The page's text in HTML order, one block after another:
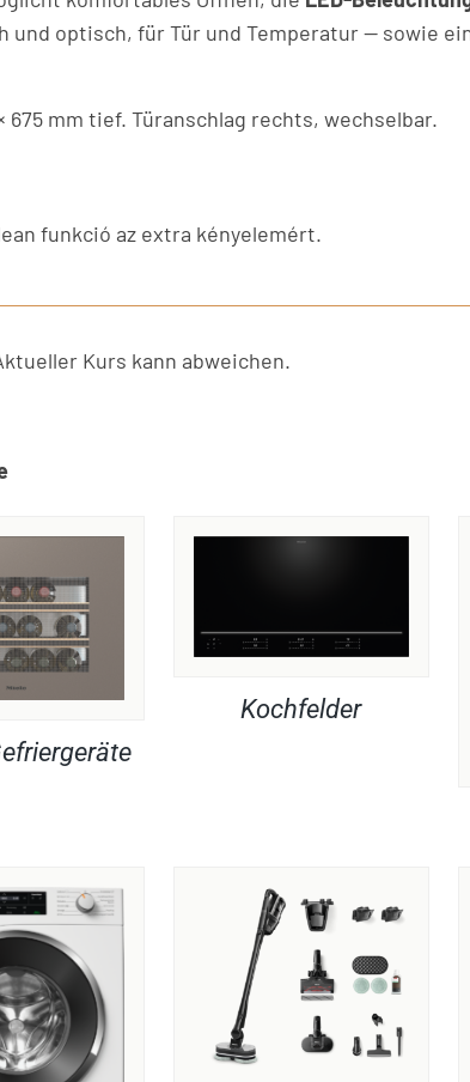
und optisch, für Tür und Temperatur — sowie
675 mm tief. Türanschlag rechts, wechselbar.
funkció az extra kényelemért.
Kurs kann abweichen.
Kochfelder